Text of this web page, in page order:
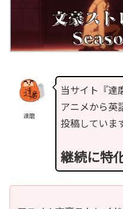
達磨
当サイト『達
アニメから英
投稿していま
継続に特